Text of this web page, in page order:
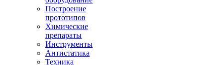
Построение
прототипов
Химические
препараты
Инструменты
Aнтистатика
Техника